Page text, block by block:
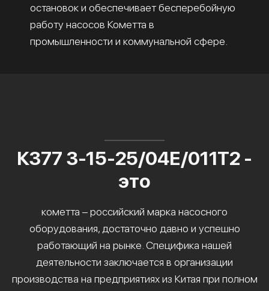
остановок и обеспечивает бесперебойную
работу насосов Кометта в
промышленности и коммунальной сфере.
К377 3-15-25/04Е/011Т2 -
это
кометта – российский марка насосного
оборудования, достаточно давно и успешно
работающий на рынке. Специфика нашей
деятельности заключается в организации
производства на предприятиях из Китая при полном